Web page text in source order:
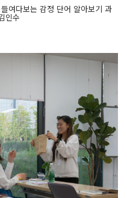
여다보는 감정 단어 알아보기 과
인수